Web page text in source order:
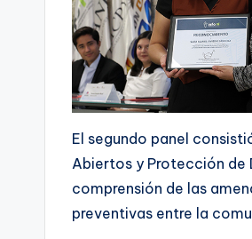
El segundo panel
Abiertos y Protección de
comprensión de las
preventivas entre la